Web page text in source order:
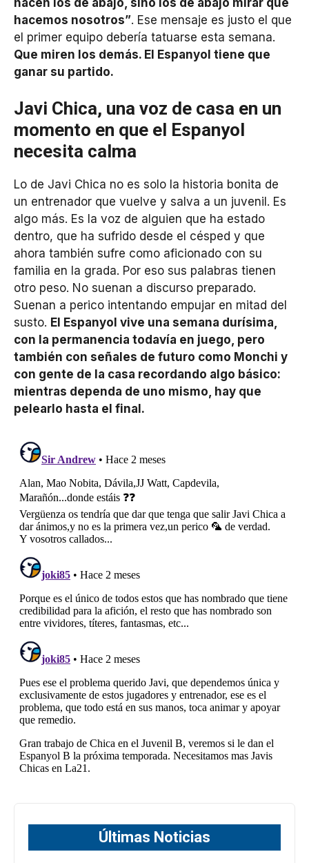
hacemos nosotros”. Ese mensaje es justo el que
el primer equipo debería tatuarse esta semana.
Que miren los demás. El Espanyol tiene que
ganar su partido.
Javi Chica, una voz de casa en un
momento en que el Espanyol
necesita calma
Lo de Javi Chica no es solo la historia bonita de
un entrenador que vuelve y salva a un juvenil. Es
algo más. Es la voz de alguien que ha estado
dentro, que ha sufrido desde el césped y que
ahora también sufre como aficionado con su
familia en la grada. Por eso sus palabras tienen
otro peso. No suenan a discurso preparado.
Suenan a perico intentando empujar en mitad del
susto. El Espanyol vive una semana durísima,
con la permanencia todavía en juego, pero
también con señales de futuro como Monchi y
con gente de la casa recordando algo básico:
mientras dependa de uno mismo, hay que
pelearlo hasta el final.
Últimas Noticias